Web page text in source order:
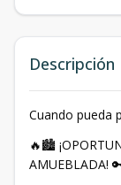
Descripción
Cuando pueda
🔥🏙️
AMUEBLADA!